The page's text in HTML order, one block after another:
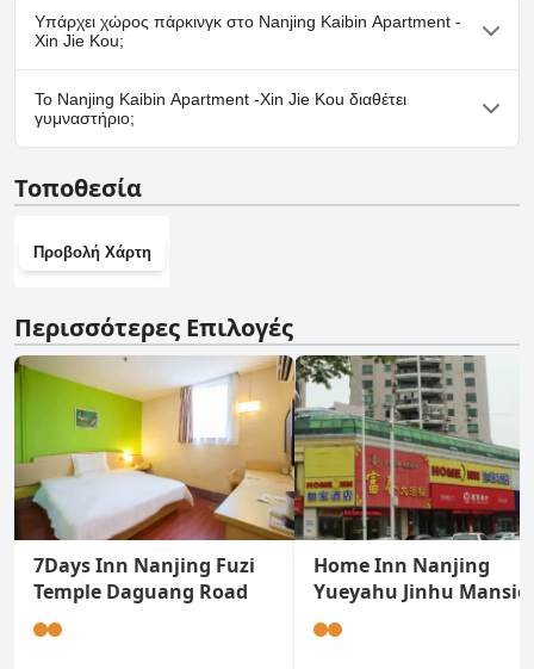
Όχι, το Nanjing Kaibin Apartment -Xin Jie Kou δεν δέχεται
σκύλους.
Υπάρχει χώρος πάρκινγκ στο Nanjing Kaibin Apartment -
Xin Jie Kou;
Ναι, υπάρχουν εγκαταστάσεις πάρκινγκ στο Nanjing Kaibin
Apartment -Xin Jie Kou.
Το Nanjing Kaibin Apartment -Xin Jie Kou διαθέτει
γυμναστήριο;
γυμναστήριο.
Τοποθεσία
Προβολή Χάρτη
Περισσότερες Επιλογές
7Days Inn Nanjing Fuzi
Temple Daguang Road
Home Inn Nanjing
Yueyahu Jinhu